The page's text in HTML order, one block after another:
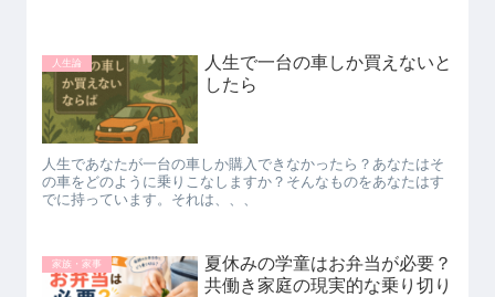
人生論
人生で一台の車しか買えないと
したら
人生であなたが一台の車しか購入できなかったら？あなたはそ
の車をどのように乗りこなしますか？そんなものをあなたはす
でに持っています。それは、、、
家族・家事
夏休みの学童はお弁当が必要？
共働き家庭の現実的な乗り切り